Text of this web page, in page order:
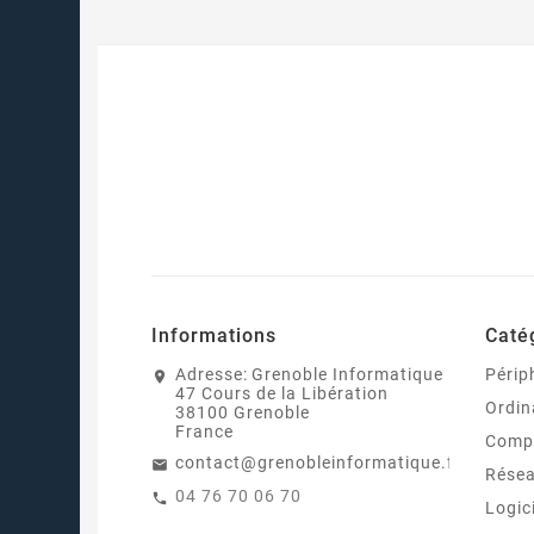
Informations
Adresse: Grenoble Informatique
47 Cours de la Libération
38100 Grenoble
France
contact@grenobleinformatique.fr
04 76 70 06 70